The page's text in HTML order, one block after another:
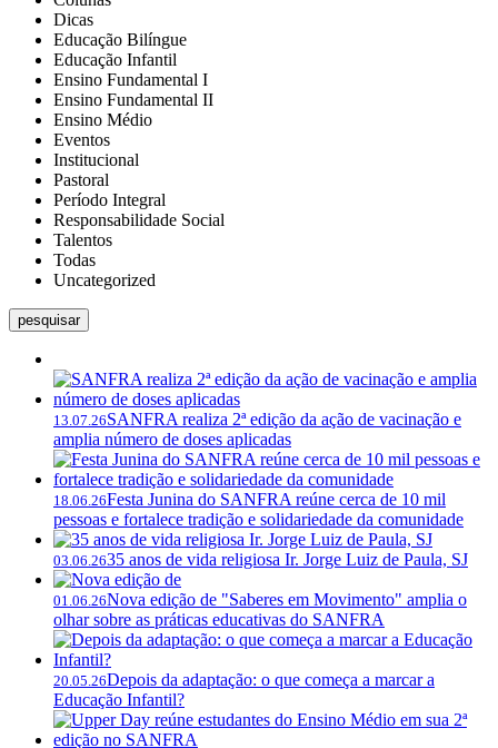
Dicas
Educação Bilíngue
Educação Infantil
Ensino Fundamental I
Ensino Fundamental II
Ensino Médio
Eventos
Institucional
Pastoral
Período Integral
Responsabilidade Social
Talentos
Todas
Uncategorized
pesquisar
13.07.26SANFRA realiza 2ª edição da ação de vacinação e
amplia número de doses aplicadas
18.06.26Festa Junina do SANFRA reúne cerca de 10 mil
pessoas e fortalece tradição e solidariedade da comunidade
03.06.2635 anos de vida religiosa Ir. Jorge Luiz de Paula, SJ
01.06.26Nova edição de "Saberes em Movimento" amplia o
olhar sobre as práticas educativas do SANFRA
20.05.26Depois da adaptação: o que começa a marcar a
Educação Infantil?